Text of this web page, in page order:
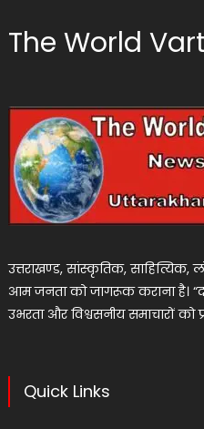
The World
उत्तराखण्ड, सांस्कृतिक,
आम जनता को जागरूक कराना है। “द
उभरता और विश्वसनीय समाचारों को
Quick Links